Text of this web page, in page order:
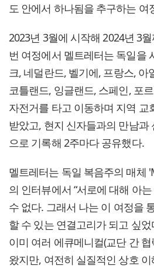
도 안에서 하나됨을 추구하는 여
2023년 3월에 시작해 2024년 3
번 여정에서 멜트레터는 독일을
크, 네덜란드, 벨기에, 프랑스, 아
코틀랜드, 잉글랜드, 스페인, 포
자전거를 타고 이동하며 지역 교
받았고, 현지 신자들과의 만남과
으로 기록해 2주마다 공유했다.
멜트레터는 독일 복음주의 매체
의 인터뷰에서 “서로에 대해 아
수 없다. 그래서 나는 이 여정을
할 수 있는 연결고리가 되고 싶
이미 여러 에큐메니컬(교단 간
왔지만, 여전히 실질적인 상호